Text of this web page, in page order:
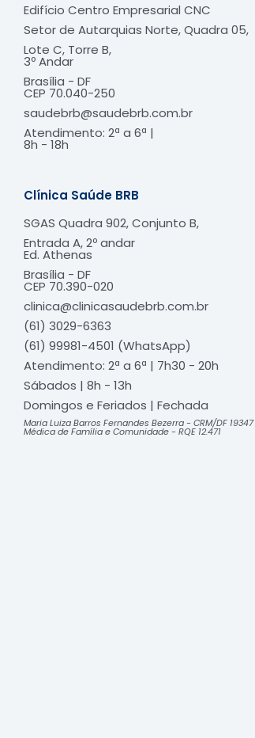
Edifício Centro Empresarial CNC
Setor de Autarquias Norte, Quadra 05,
Lote C, Torre B,
3º Andar
Brasília - DF
CEP 70.040-250
saudebrb@saudebrb.com.br
Atendimento: 2ª a 6ª |
8h - 18h​
Clínica Saúde BRB
SGAS Quadra 902, Conjunto B,
Entrada A, 2º andar
Ed. Athenas
Brasília - DF
CEP 70.390-020
clinica@clinicasaudebrb.com.br
(61) 3029-6363
(61) 99981-4501 (WhatsApp)
Atendimento: 2ª a 6ª | 7h30 - 20h
Sábados | 8h - 13h
Domingos e Feriados | Fechada​
Maria Luiza Barros Fernandes Bezerra - CRM/DF 19347
Médica de Família e Comunidade - RQE 12.471